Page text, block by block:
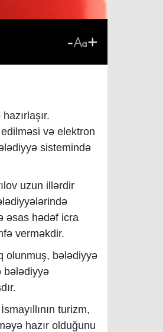
- +
və elektron
sistemində
uzun illərdir
əsas hədəf icra
verməkdir.
olunmuş, bələdiyyə
bələdiyyə
turizm,
hazır olduğunu